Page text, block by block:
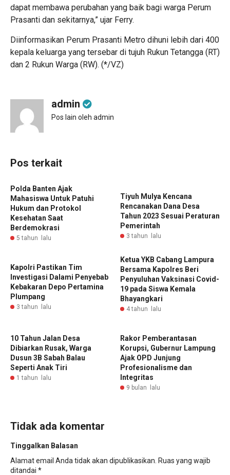
dapat membawa perubahan yang baik bagi warga Perum
Prasanti dan sekitarnya,” ujar Ferry.
Diinformasikan Perum Prasanti Metro dihuni lebih dari 400
kepala keluarga yang tersebar di tujuh Rukun Tetangga (RT)
dan 2 Rukun Warga (RW). (*/VZ)
admin
Pos lain oleh admin
Pos terkait
Polda Banten Ajak
Mahasiswa Untuk Patuhi
Hukum dan Protokol
Kesehatan Saat
Berdemokrasi
5 tahun lalu
Tiyuh Mulya Kencana
Rencanakan Dana Desa
Tahun 2023 Sesuai Peraturan
Pemerintah
3 tahun lalu
Kapolri Pastikan Tim
Investigasi Dalami Penyebab
Kebakaran Depo Pertamina
Plumpang
3 tahun lalu
Ketua YKB Cabang Lampura
Bersama Kapolres Beri
Penyuluhan Vaksinasi Covid-
19 pada Siswa Kemala
Bhayangkari
4 tahun lalu
10 Tahun Jalan Desa
Dibiarkan Rusak, Warga
Dusun 3B Sabah Balau
Seperti Anak Tiri
1 tahun lalu
‎Rakor Pemberantasan
Korupsi, Gubernur Lampung
Ajak OPD Junjung
Profesionalisme dan
Integritas
9 bulan lalu
Tidak ada komentar
Tinggalkan Balasan
Alamat email Anda tidak akan dipublikasikan. Ruas yang wajib
ditandai *